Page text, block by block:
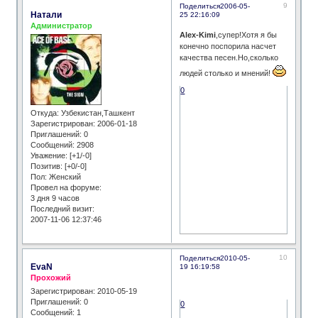
Поделиться 9
2006-05-
25 22:16:09
Натали
Администратор
Откуда: Узбекистан,Ташкент
Зарегистрирован: 2006-01-18
Приглашений: 0
Сообщений: 2908
Уважение: [+1/-0]
Позитив: [+0/-0]
Пол: Женский
Провел на форуме:
3 дня 9 часов
Последний визит:
2007-11-06 12:37:46
Alex-Kimi ,супер!Хотя я бы
конечно поспорила насчет
качества песен.Но,сколько
людей столько и мнений!
0
Поделиться 10
2010-05-
19 16:19:58
EvaN
Прохожий
Зарегистрирован: 2010-05-19
Приглашений: 0
Сообщений: 1
0